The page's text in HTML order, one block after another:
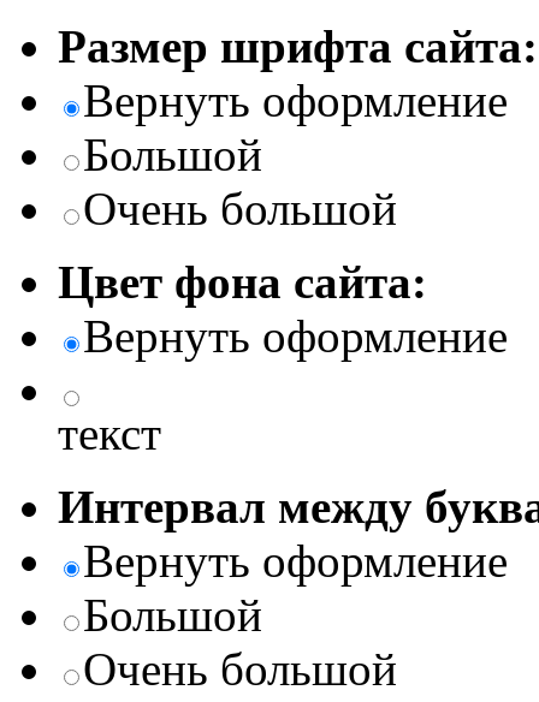
Размер шрифта сайта:
Вернуть оформление
Большой
Очень большой
Цвет фона сайта:
Вернуть оформление
текст
Интервал между
Вернуть оформление
Большой
Очень большой